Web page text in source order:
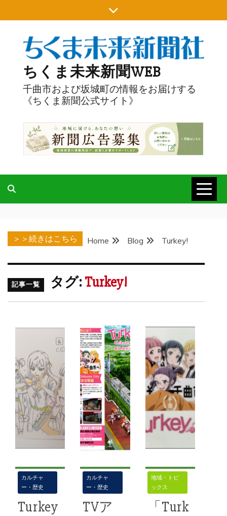
to
ちくま未来新聞WEB
千曲市および坂城町の情報をお届けする
《ちくま新聞公式サイト》
＞＞続きはこちら Home Blog Turkey!
タグ: Turkey!
カルチャ
ー・歴史
Turkey
カルチャ
ー・歴史
TVア
地域・トピ
ックス
「Turk